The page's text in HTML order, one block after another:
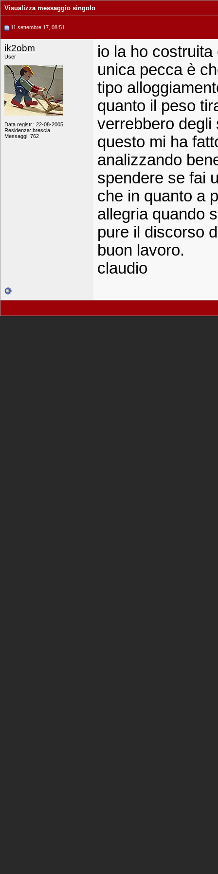
Visualizza messaggio singolo
11 settembre 17, 08:51
ik2obm
User
Data registr.: 22-08-2005
Residenza: brescia
Messaggi: 762
io la ho
unica pecca è
tipo
quanto il peso
verrebbero degli
questo mi ha
analizzando
spendere se fai
che in quanto a
allegria quando
pure il discorso
buon lavoro.
claudio